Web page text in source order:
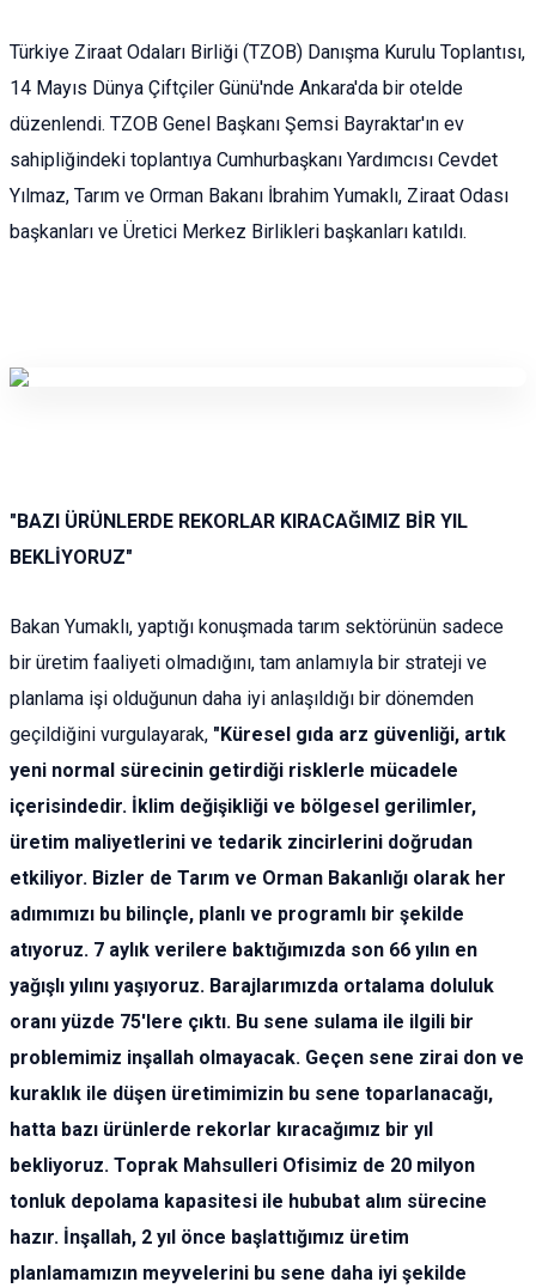
Türkiye Ziraat Odaları Birliği (TZOB) Danışma Kurulu Toplantısı,
14 Mayıs Dünya Çiftçiler Günü'nde Ankara'da bir otelde
düzenlendi. TZOB Genel Başkanı Şemsi Bayraktar'ın ev
sahipliğindeki toplantıya Cumhurbaşkanı Yardımcısı Cevdet
Yılmaz, Tarım ve Orman Bakanı İbrahim Yumaklı, Ziraat Odası
başkanları ve Üretici Merkez Birlikleri başkanları katıldı.
"BAZI ÜRÜNLERDE REKORLAR KIRACAĞIMIZ BİR YIL
BEKLİYORUZ"
Bakan Yumaklı, yaptığı konuşmada tarım sektörünün sadece
bir üretim faaliyeti olmadığını, tam anlamıyla bir strateji ve
planlama işi olduğunun daha iyi anlaşıldığı bir dönemden
geçildiğini vurgulayarak, "Küresel gıda arz güvenliği, artık
yeni normal sürecinin getirdiği risklerle mücadele
içerisindedir. İklim değişikliği ve bölgesel gerilimler,
üretim maliyetlerini ve tedarik zincirlerini doğrudan
etkiliyor. Bizler de Tarım ve Orman Bakanlığı olarak her
adımımızı bu bilinçle, planlı ve programlı bir şekilde
atıyoruz. 7 aylık verilere baktığımızda son 66 yılın en
yağışlı yılını yaşıyoruz. Barajlarımızda ortalama doluluk
oranı yüzde 75'lere çıktı. Bu sene sulama ile ilgili bir
problemimiz inşallah olmayacak. Geçen sene zirai don ve
kuraklık ile düşen üretimimizin bu sene toparlanacağı,
hatta bazı ürünlerde rekorlar kıracağımız bir yıl
bekliyoruz. Toprak Mahsulleri Ofisimiz de 20 milyon
tonluk depolama kapasitesi ile hububat alım sürecine
hazır. İnşallah, 2 yıl önce başlattığımız üretim
planlamamızın meyvelerini bu sene daha iyi şekilde